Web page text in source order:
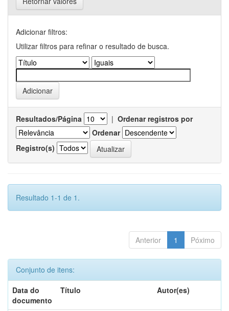
Adicionar filtros:
Utilizar filtros para refinar o resultado de busca.
Resultados/Página | Ordenar registros por
Ordenar
Registro(s)
Resultado 1-1 de 1.
Anterior 1 Póximo
Conjunto de itens:
Data do
documento
Título Autor(es)